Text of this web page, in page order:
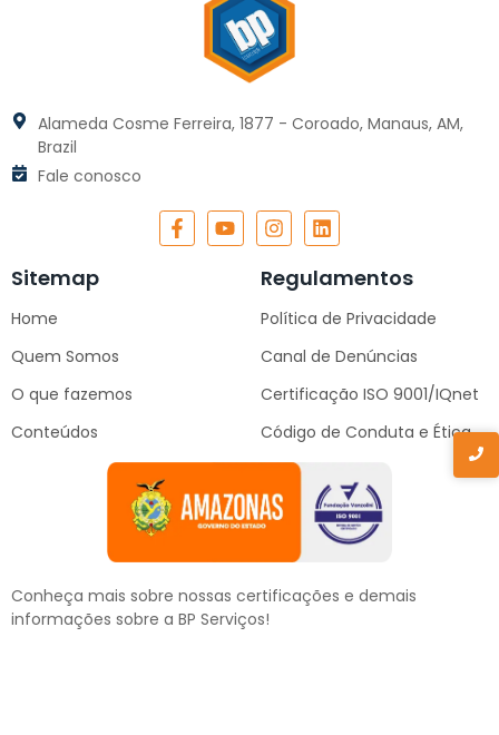
Alameda Cosme Ferreira, 1877 - Coroado, Manaus, AM,
Brazil
Fale conosco
Sitemap
Home
Quem Somos
O que fazemos
Conteúdos
Regulamentos
Política de Privacidade
Canal de Denúncias
Certificação ISO 9001/IQnet
Código de Conduta e Ética
Conheça mais sobre nossas certificações e demais
informações sobre a BP Serviços!